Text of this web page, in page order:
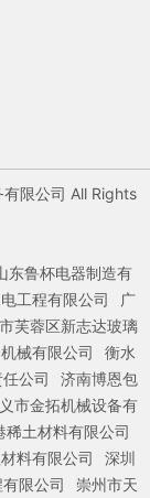
限公司 All Rights
东鲁杯电器制造有
工程有限公司
广
芙蓉区新志达玻璃
械有限公司
衡水
公司
济南博恩包
市金拓机械设备有
稀土材料有限公司
料有限公司
深圳
限公司
崇州市天